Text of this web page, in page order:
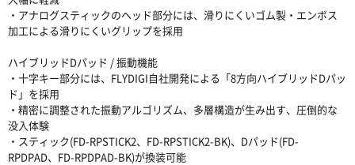
・アナログスティックのヘッド部分には、滑りにくいゴム製・エンボス
加工による滑りにくいグリップを採用
ハイブリッドDパッド / 振動機能
・十字キー部分には、FLYDIGI自社開発による「8方向ハイブリッドDパッ
ド」を採用
・精密に調整された振動アルゴリズム、多層構造が生み出す、圧倒的な
没入体験
・スティック(FD-RPSTICK2、FD-RPSTICK2-BK)、Dパッド(FD-
RPDPAD、FD-RPDPAD-BK)が換装可能